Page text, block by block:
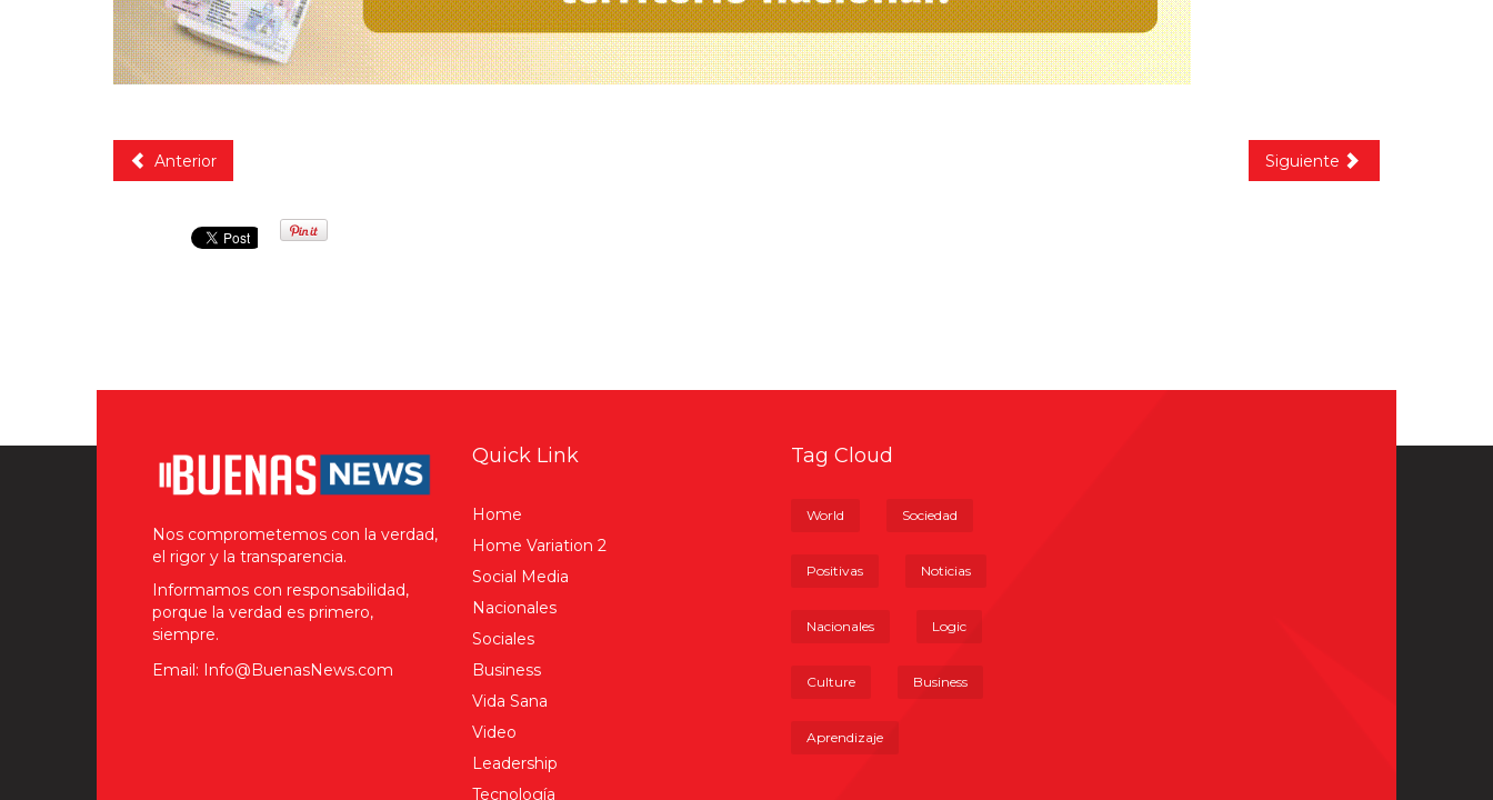
Anterior Siguiente
Nos comprometemos con la verdad,
el rigor y la transparencia.
Informamos con responsabilidad,
porque la verdad es primero,
siempre.
Email: Info@BuenasNews.com
Quick Link
Home
Home Variation 2
Social Media
Nacionales
Sociales
Business
Vida Sana
Video
Leadership
Tecnología
Tag Cloud
World Sociedad
Positivas Noticias
Nacionales Logic
Culture Business
Aprendizaje